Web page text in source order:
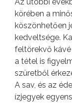
körében a
köszönhetően
kedveltsége.
feltörekvő
a tétel is
szüretből
A sav, és az
ízjegyek